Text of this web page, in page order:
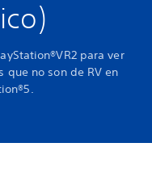
para ver
no son de RV en